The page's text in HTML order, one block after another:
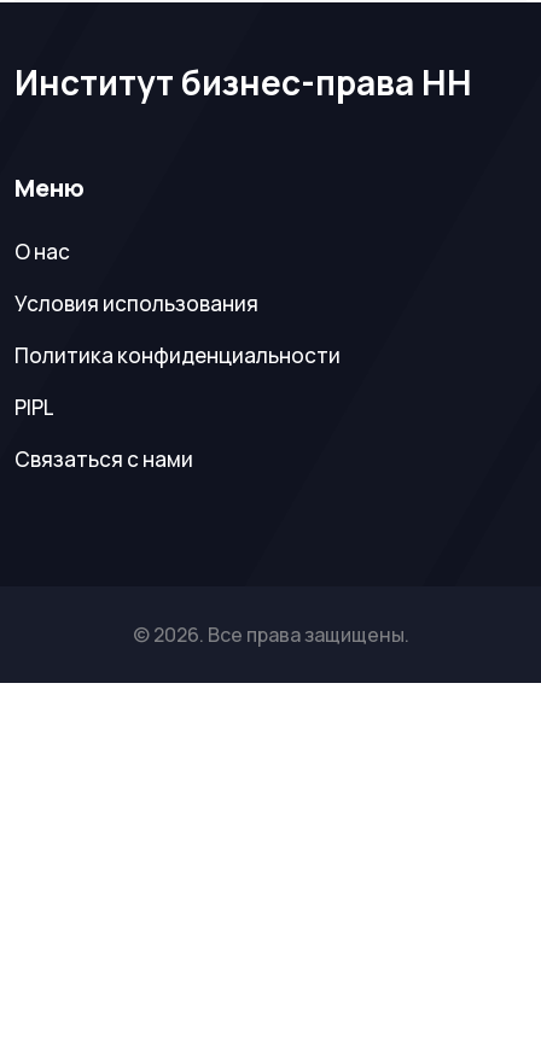
Институт бизнес-права НН
Меню
О нас
Условия использования
Политика конфиденциальности
PIPL
Связаться с нами
© 2026. Все права защищены.